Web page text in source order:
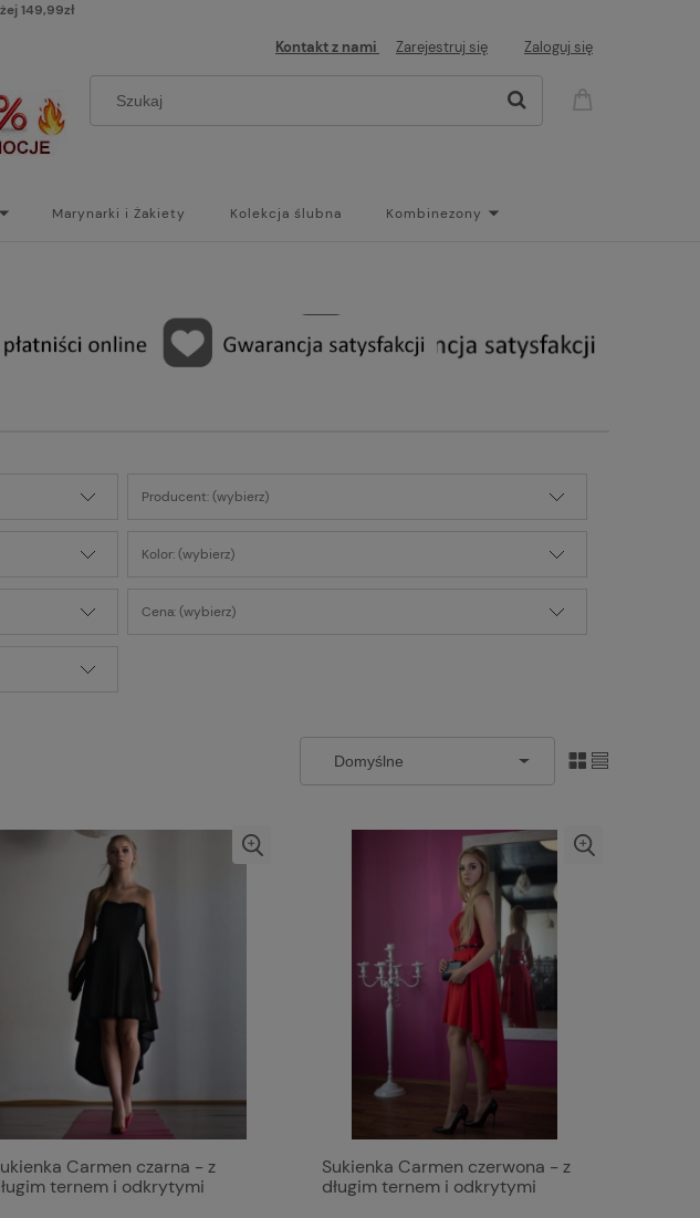
149,99zł
Kontakt z nami Zarejestruj się Zaloguj się
Marynarki i Żakiety Kolekcja ślubna Kombinezony
Producent: (wybierz)
Kolor: (wybierz)
Cena: (wybierz)
Carmen czarna - z
ternem i odkrytymi
Sukienka Carmen czerwona - z
długim ternem i odkrytymi